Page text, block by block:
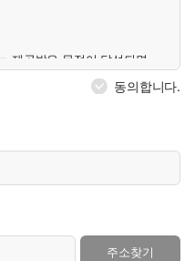
제공받은 목정이 달성되면
에 관한 법률 등 관계 법률에
동의합니다.
주소찾기